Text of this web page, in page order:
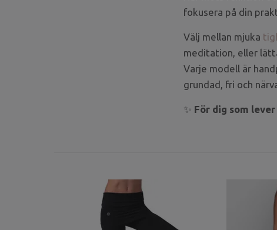
fokusera på din
Välj mellan mjuka
meditation, eller
Varje modell är
grundad, fri och
✨ För dig som